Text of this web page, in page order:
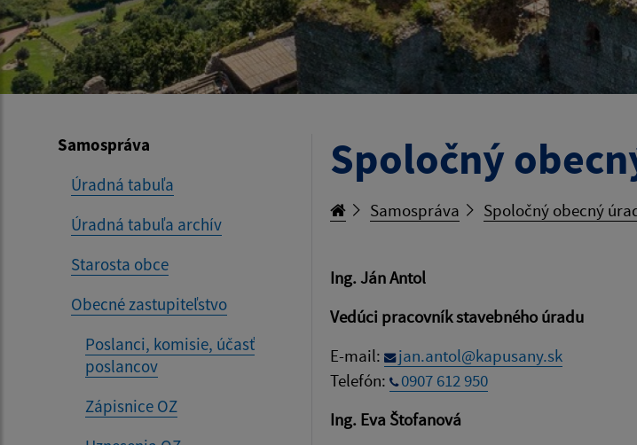
Samospráva
Úradná tabuľa
Úradná tabuľa archív
Starosta obce
Obecné zastupiteľstvo
Poslanci, komisie, účasť
poslancov
Zápisnice OZ
Spoločný
Samospráva Spoločný obecný
Ing. Ján Antol
Vedúci pracovník stavebného úradu
E-mail:
jan.antol@kapusany.sk
Telefón:
0907 612 950
Ing. Eva Štofanová